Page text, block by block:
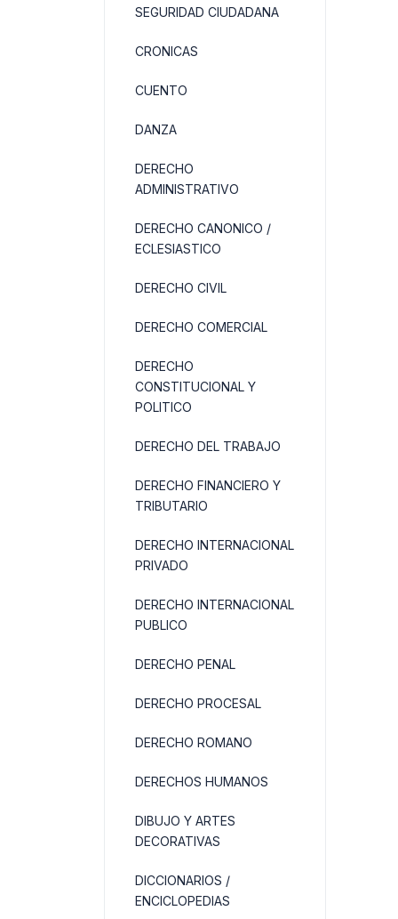
SEGURIDAD CIUDADANA
CRONICAS
CUENTO
DANZA
DERECHO
ADMINISTRATIVO
DERECHO CANONICO /
ECLESIASTICO
DERECHO CIVIL
DERECHO COMERCIAL
DERECHO
CONSTITUCIONAL Y
POLITICO
DERECHO DEL TRABAJO
DERECHO FINANCIERO Y
TRIBUTARIO
DERECHO INTERNACIONAL
PRIVADO
DERECHO INTERNACIONAL
PUBLICO
DERECHO PENAL
DERECHO PROCESAL
DERECHO ROMANO
DERECHOS HUMANOS
DIBUJO Y ARTES
DECORATIVAS
DICCIONARIOS /
ENCICLOPEDIAS